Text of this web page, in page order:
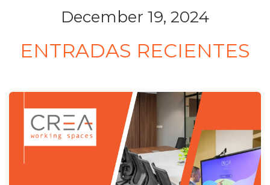
December 19, 2024
ENTRADAS RECIENTES